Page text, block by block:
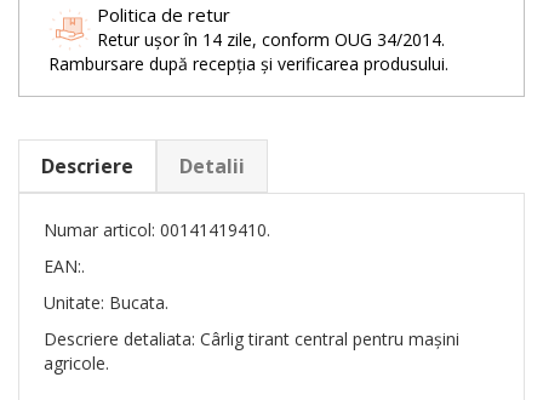
Politica de retur
Retur ușor în 14 zile, conform OUG 34/2014.
Rambursare după recepția și verificarea produsului.
Descriere Detalii
Numar articol: 00141419410.
EAN:.
Unitate: Bucata.
Descriere detaliata: Cârlig tirant central pentru mașini
agricole.